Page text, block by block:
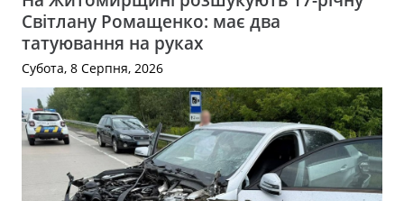
Світлану Ромащенко: має два
татуювання на руках
Субота, 8 Серпня, 2026